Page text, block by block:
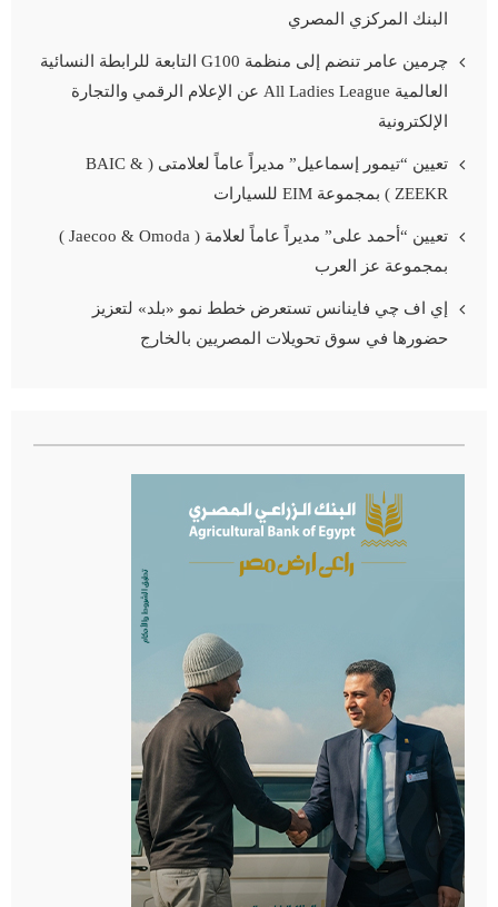
البنك المركزي المصري
چرمين عامر تنضم إلى منظمة G100 التابعة للرابطة النسائية
العالمية All Ladies League عن الإعلام الرقمي والتجارة
الإلكترونية
تعيين “تيمور إسماعيل” مديراً عاماً لعلامتى ( BAIC &
ZEEKR ) بمجموعة EIM للسيارات
تعيين “أحمد على” مديراً عاماً لعلامة ( Jaecoo & Omoda )
بمجموعة عز العرب
إي اف چي فاينانس تستعرض خطط نمو «بلد» لتعزيز
حضورها في سوق تحويلات المصريين بالخارج